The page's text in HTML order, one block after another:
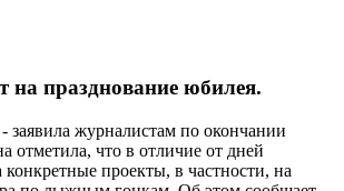
на празднование юбилея.
заявила журналистам по окончании
отметила, что в отличие от дней
проекты, в частности, на